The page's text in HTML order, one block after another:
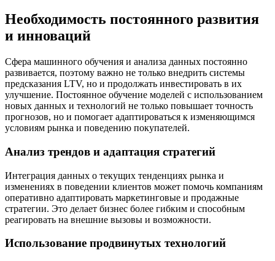
Необходимость постоянного развития
и инноваций
Сфера машинного обучения и анализа данных постоянно
развивается, поэтому важно не только внедрить системы
предсказания LTV, но и продолжать инвестировать в их
улучшение. Постоянное обучение моделей с использованием
новых данных и технологий не только повышает точность
прогнозов, но и помогает адаптироваться к изменяющимся
условиям рынка и поведению покупателей.
Анализ трендов и адаптация стратегий
Интеграция данных о текущих тенденциях рынка и
изменениях в поведении клиентов может помочь компаниям
оперативно адаптировать маркетинговые и продажные
стратегии. Это делает бизнес более гибким и способным
реагировать на внешние вызовы и возможности.
Использование продвинутых технологий